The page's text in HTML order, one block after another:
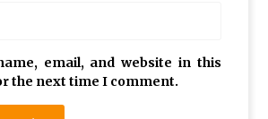
email, and website in this
the next time I comment.